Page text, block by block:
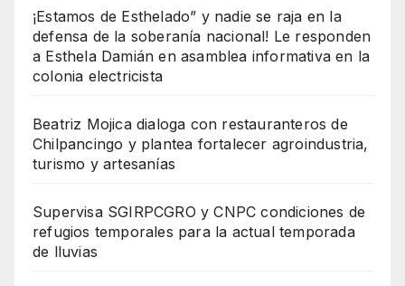
¡Estamos de Esthelado” y nadie se raja en la
defensa de la soberanía nacional! Le responden
a Esthela Damián en asamblea informativa en la
colonia electricista
Beatriz Mojica dialoga con restauranteros de
Chilpancingo y plantea fortalecer agroindustria,
turismo y artesanías
Supervisa SGIRPCGRO y CNPC condiciones de
refugios temporales para la actual temporada
de lluvias